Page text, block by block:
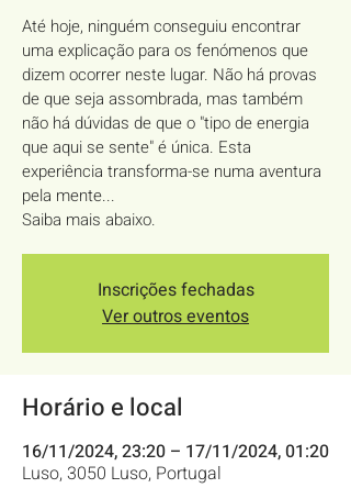
Até hoje, ninguém conseguiu encontrar
uma explicação para os fenómenos que
dizem ocorrer neste lugar. Não há provas
de que seja assombrada, mas também
não há dúvidas de que o "tipo de energia
que aqui se sente" é única. Esta
experiência transforma-se numa aventura
pela mente...
Saiba mais abaixo.
Inscrições fechadas
Ver outros eventos
Horário e local
16/11/2024, 23:20 – 17/11/2024, 01:20
Luso, 3050 Luso, Portugal